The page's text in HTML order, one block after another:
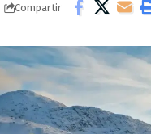
Compartir